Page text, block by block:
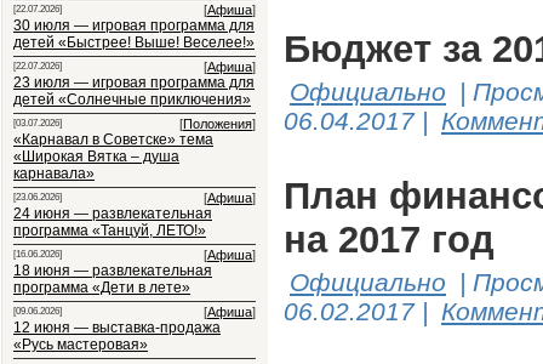
[22.07.2026] [Афиша]
30 июля — игровая программа для
детей «Быстрее! Выше! Веселее!»
[22.07.2026] [Афиша]
23 июля — игровая программа для
детей «Солнечные приключения»
[03.07.2026] [Положения]
«Карнавал в Советске» тема
«Широкая Вятка – душа
карнавала»
[23.06.2026] [Афиша]
24 июня — развлекательная
программа «Танцуй, ЛЕТО!»
[16.06.2026] [Афиша]
18 июня — развлекательная
программа «Дети в лете»
[09.06.2026] [Афиша]
12 июня — выставка-продажа
«Русь мастеровая»
Бюджет за
Официально |
06.04.2017 |
План
на 2017 год
Официально |
06.02.2017 |